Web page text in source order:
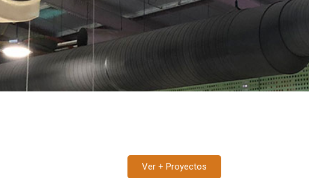
Ver + Proyectos